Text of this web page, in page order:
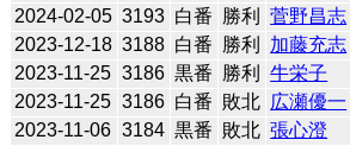
2024-02-05 3193 白番 勝利 菅野昌志
2023-12-18 3188 白番 勝利 加藤充志
2023-11-25 3186 黒番 勝利 牛栄子
2023-11-25 3186 白番 敗北 広瀬優一
2023-11-06 3184 黒番 敗北 張心澄